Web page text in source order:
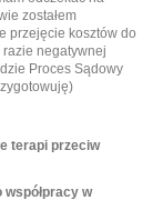
zostałem
przejęcie kosztów do
negatywnej
Proces Sądowy
terapi przeciw
współpracy w